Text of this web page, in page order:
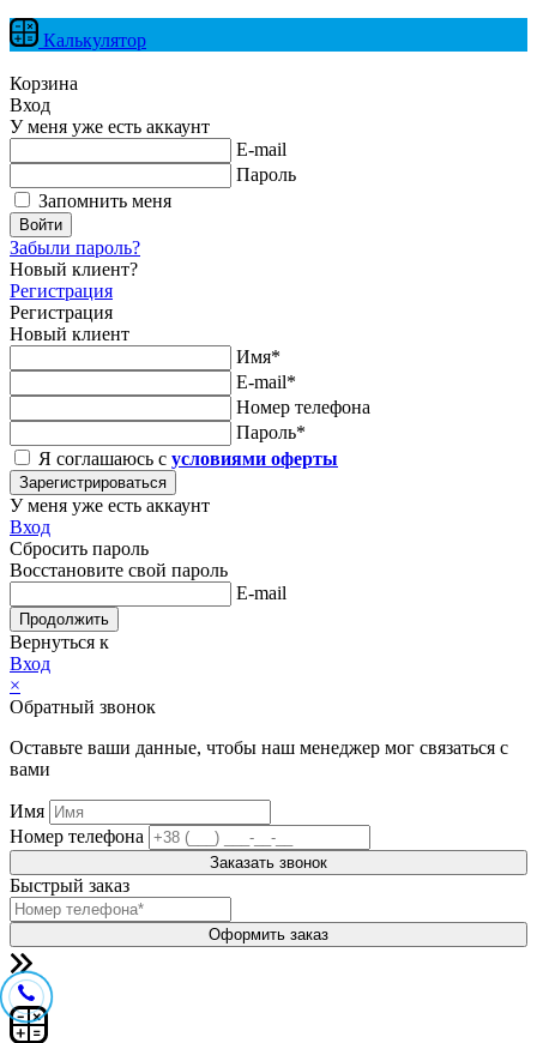
Калькулятор
Корзина
Вход
У меня уже есть аккаунт
E-mail
Пароль
Запомнить меня
Войти
Забыли пароль?
Новый клиент?
Регистрация
Регистрация
Новый клиент
Имя*
E-mail*
Номер телефона
Пароль*
Я соглашаюсь с условиями оферты
Зарегистрироваться
У меня уже есть аккаунт
Вход
Сбросить пароль
Восстановите свой пароль
E-mail
Продолжить
Вернуться к
Вход
×
Обратный звонок
Оставьте ваши данные, чтобы наш менеджер мог связаться с
вами
Имя
Номер телефона
Заказать звонок
Быстрый заказ
Оформить заказ